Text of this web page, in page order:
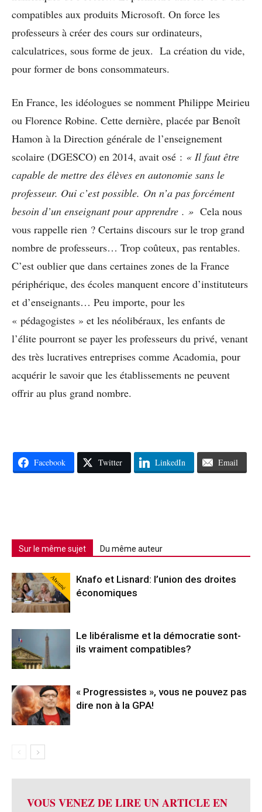
compatibles aux produits Microsoft. On force les
professeurs à créer des cours sur ordinateurs,
calculatrices, sous forme de jeux. La création du vide,
pour former de bons consommateurs.
En France, les idéologues se nomment Philippe Meirieu
ou Florence Robine. Cette dernière, placée par Benoît
Hamon à la Direction générale de l’enseignement
scolaire (DGESCO) en 2014, avait osé : « Il faut être
capable de mettre des élèves en autonomie sans le
professeur. Oui c’est possible. On n’a pas forcément
besoin d’un enseignant pour apprendre . » Cela nous
vous rappelle rien ? Certains discours sur le trop grand
nombre de professeurs… Trop coûteux, pas rentables.
C’est oublier que dans certaines zones de la France
périphérique, des écoles manquent encore d’instituteurs
et d’enseignants… Peu importe, pour les
« pédagogistes » et les néolibéraux, les enfants de
l’élite pourront se payer les professeurs du privé, venant
des très lucratives entreprises comme Acadomia, pour
acquérir le savoir que les établissements ne peuvent
offrir au plus grand nombre.
Facebook Twitter LinkedIn Email
Sur le même sujet Du même auteur
Abonné
Knafo et Lisnard: l’union des droites
économiques
Le libéralisme et la démocratie sont-
ils vraiment compatibles?
« Progressistes », vous ne pouvez pas
dire non à la GPA!
VOUS VENEZ DE LIRE UN ARTICLE EN